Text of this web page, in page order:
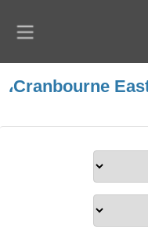
التعارف عبر الإنترنت مجانا Cranbourne East،